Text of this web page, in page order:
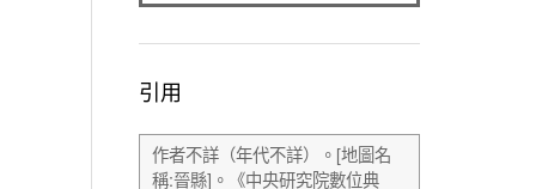
引用